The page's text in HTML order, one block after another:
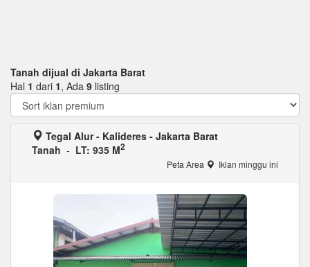
Tanah dijual di Jakarta Barat
Hal 1 dari 1, Ada 9 listing
Tegal Alur - Kalideres - Jakarta Barat
Tanah - LT: 935 M2
Peta Area Iklan minggu ini